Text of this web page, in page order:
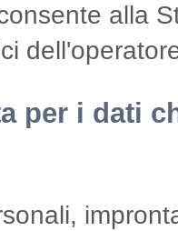
alla
per i dati